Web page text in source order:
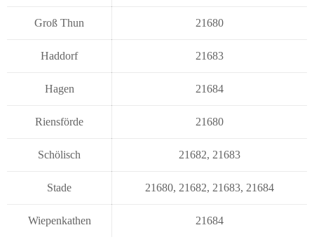
Groß Thun 21680
Haddorf 21683
Hagen 21684
Riensförde 21680
Schölisch 21682, 21683
Stade 21680, 21682, 21683, 21684
Wiepenkathen 21684